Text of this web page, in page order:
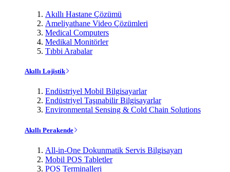
Akıllı Hastane Çözümü
Ameliyathane Video Çözümleri
Medical Computers
Medikal Monitörler
Tıbbi Arabalar
Akıllı Lojistik
Endüstriyel Mobil Bilgisayarlar
Endüstriyel Taşınabilir Bilgisayarlar
Environmental Sensing & Cold Chain Solutions
Akıllı Perakende
All-in-One Dokunmatik Servis Bilgisayarı
Mobil POS Tabletler
POS Terminalleri